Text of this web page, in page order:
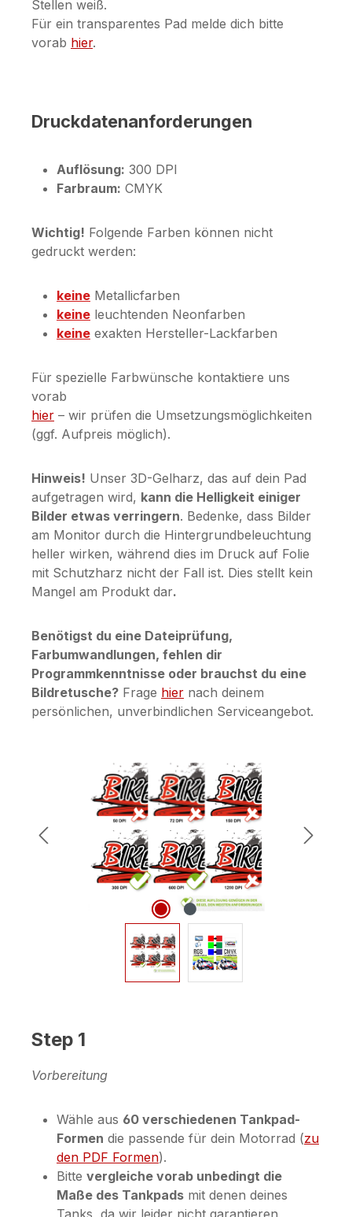
Stellen weiß.
Für ein transparentes Pad melde dich bitte
vorab hier.
Druckdatenanforderungen
Auflösung: 300 DPI
Farbraum: CMYK
Wichtig! Folgende Farben können nicht
gedruckt werden:
keine Metallicfarben
keine leuchtenden Neonfarben
keine exakten Hersteller-Lackfarben
Für spezielle Farbwünsche kontaktiere uns
vorab
hier – wir prüfen die Umsetzungsmöglichkeiten
(ggf. Aufpreis möglich).
Hinweis! Unser 3D-Gelharz, das auf dein Pad
aufgetragen wird, kann die Helligkeit einiger
Bilder etwas verringern. Bedenke, dass Bilder
am Monitor durch die Hintergrundbeleuchtung
heller wirken, während dies im Druck auf Folie
mit Schutzharz nicht der Fall ist. Dies stellt kein
Mangel am Produkt dar.
Benötigst du eine Dateiprüfung,
Farbumwandlungen, fehlen dir
Programmkenntnisse oder brauchst du eine
Bildretusche? Frage hier nach deinem
persönlichen, unverbindlichen Serviceangebot.
Step 1
Vorbereitung
Wähle aus 60 verschiedenen Tankpad-
Formen die passende für dein Motorrad (zu
den PDF Formen).
Bitte vergleiche vorab unbedingt die
Maße des Tankpads mit denen deines
Tanks, da wir leider nicht garantieren